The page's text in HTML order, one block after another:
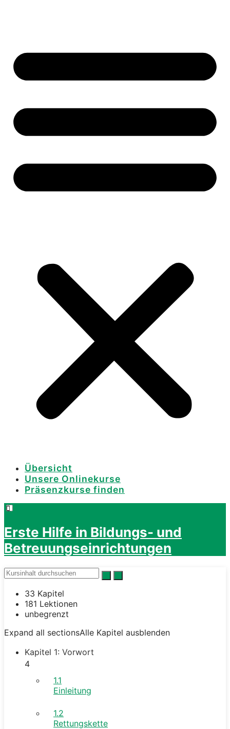
Übersicht
Unsere Onlinekurse
Präsenzkurse finden
Erste Hilfe in Bildungs- und
Betreuungseinrichtungen
33 Kapitel
181 Lektionen
unbegrenzt
Expand all sectionsAlle Kapitel ausblenden
Kapitel 1: Vorwort
4
1.1
Einleitung
1.2
Rettungskette